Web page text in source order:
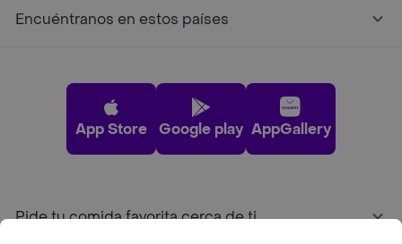
Encuéntranos en estos países
App Store Google play AppGallery
Pide tu comida favorita cerca de ti